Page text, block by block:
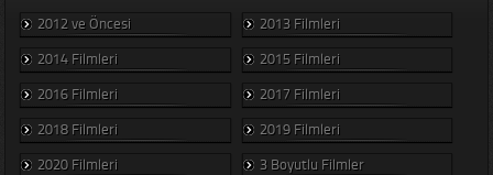
2012 ve Öncesi
2013 Filmleri
2014 Filmleri
2015 Filmleri
2016 Filmleri
2017 Filmleri
2018 Filmleri
2019 Filmleri
2020 Filmleri
3 Boyutlu Filmler